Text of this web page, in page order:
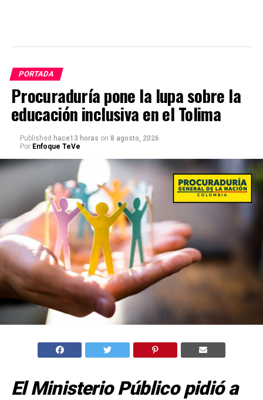
PORTADA
Procuraduría pone la lupa sobre la
educación inclusiva en el Tolima
Published hace13 horas on 8 agosto, 2026
Por Enfoque TeVe
El Ministerio Público pidió a